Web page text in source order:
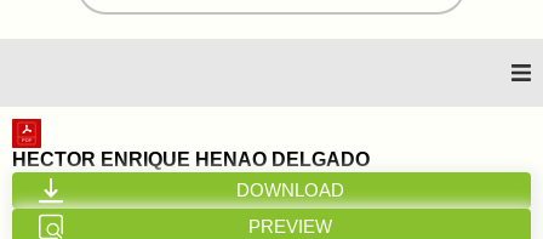
Inicio
Nosotros
HECTOR ENRIQUE HENAO DELGADO
DOWNLOAD
PREVIEW